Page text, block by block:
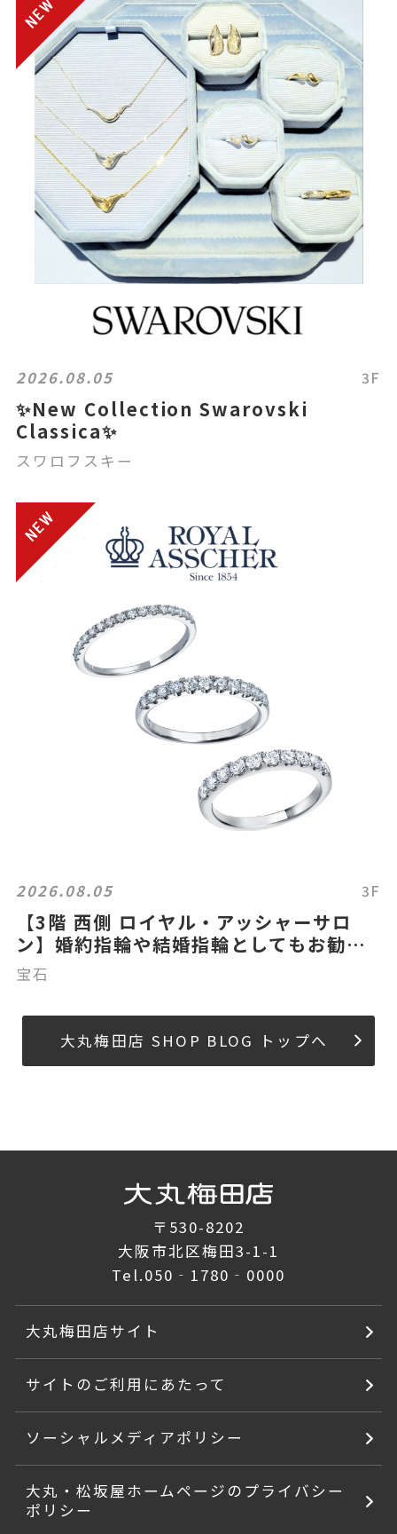
2026.08.05 3F
✨New Collection Swarovski
Classica✨
スワロフスキー
2026.08.05 3F
【3階 西側 ロイヤル・アッシャーサロ
ン】婚約指輪や結婚指輪としてもお勧め
ハーフエタニティリング 3選
宝石
大丸梅田店 SHOP BLOG トップへ
〒530-8202
大阪市北区梅田3-1-1
Tel.050‐1780‐0000
大丸梅田店サイト
サイトのご利用にあたって
ソーシャルメディアポリシー
大丸・松坂屋ホームページのプライバシー
ポリシー